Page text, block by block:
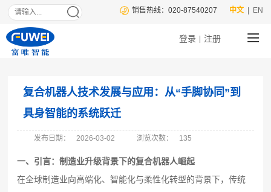
| EN
中文
销售热线：020-87540207
登录 注册
复合机器人技术发展与应用：从“手脚协同”到
具身智能的系统跃迁
发布日期： 2026-03-02 浏览次数： 135
一、引言：制造业升级背景下的复合机器人崛起
在全球制造业向高端化、智能化与柔性化转型的背景下，传统